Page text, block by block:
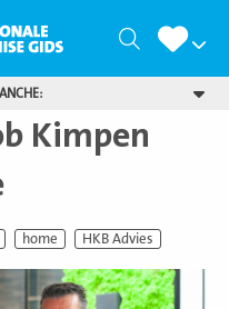
Zoeken
Kimpen
home HKB Advies